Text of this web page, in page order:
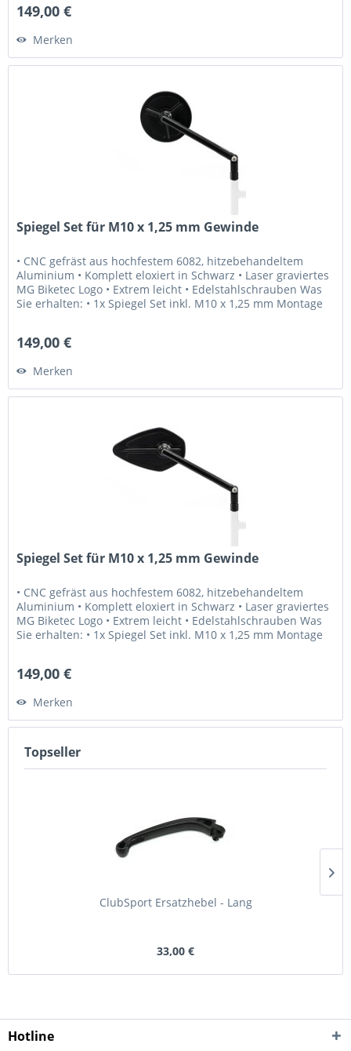
149,00 €
Merken
Spiegel Set für M10 x 1,25 mm Gewinde
• CNC gefräst aus hochfestem 6082, hitzebehandeltem
Aluminium • Komplett eloxiert in Schwarz • Laser graviertes
MG Biketec Logo • Extrem leicht • Edelstahlschrauben Was
Sie erhalten: • 1x Spiegel Set inkl. M10 x 1,25 mm Montage
149,00 €
Merken
Spiegel Set für M10 x 1,25 mm Gewinde
• CNC gefräst aus hochfestem 6082, hitzebehandeltem
Aluminium • Komplett eloxiert in Schwarz • Laser graviertes
MG Biketec Logo • Extrem leicht • Edelstahlschrauben Was
Sie erhalten: • 1x Spiegel Set inkl. M10 x 1,25 mm Montage
149,00 €
Merken
Topseller
ClubSport Ersatzhebel - Lang
33,00 €
Hotline